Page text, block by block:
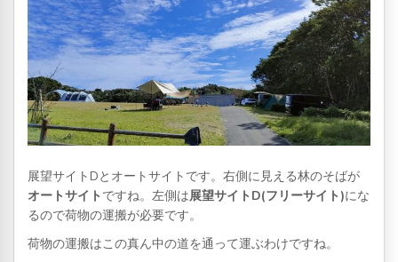
展望サイトDとオートサイトです。右側に見える林のそばが
オートサイト ですね。左側は展望サイトD(フリーサイト)にな
るので荷物の運搬が必要です。
荷物の運搬はこの真ん中の道を通って運ぶわけですね。